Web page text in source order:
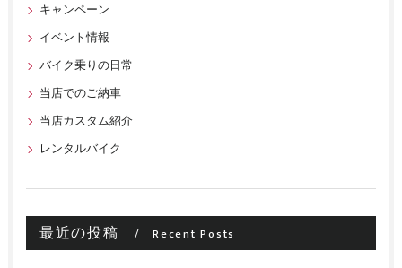
キャンペーン
イベント情報
バイク乗りの日常
当店でのご納車
当店カスタム紹介
レンタルバイク
最近の投稿 Recent Posts